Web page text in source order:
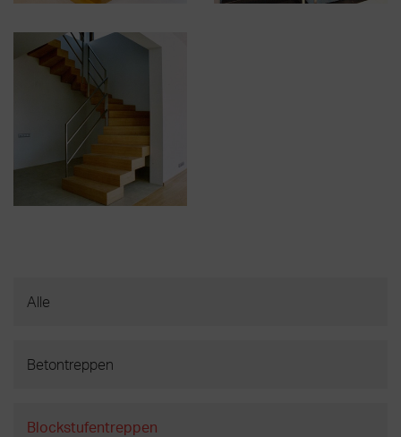
Alle
Betontreppen
Blockstufentreppen